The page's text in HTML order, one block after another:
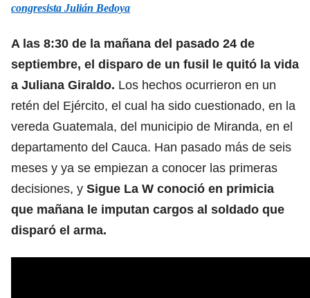
congresista Julián Bedoya
A las 8:30 de la mañana del pasado 24 de
septiembre, el disparo de un fusil le quitó la vida
a Juliana Giraldo. Los hechos ocurrieron en un
retén del Ejército, el cual ha sido cuestionado, en la
vereda Guatemala, del municipio de Miranda, en el
departamento del Cauca. Han pasado más de seis
meses y ya se empiezan a conocer las primeras
decisiones, y Sigue La W conoció en primicia
que mañana le imputan cargos al soldado que
disparó el arma.